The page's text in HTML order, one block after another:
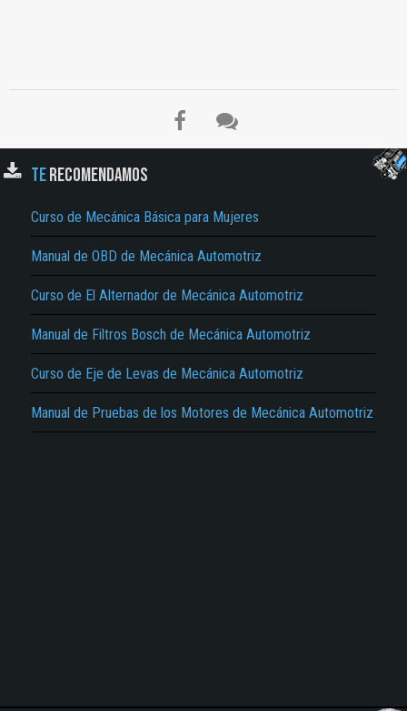
TERECOMENDAMOS
Curso de Mecánica Básica para Mujeres
Manual de OBD de Mecánica Automotriz
Curso de El Alternador de Mecánica Automotriz
Manual de Filtros Bosch de Mecánica Automotriz
Curso de Eje de Levas de Mecánica Automotriz
Manual de Pruebas de los Motores de Mecánica Automotriz